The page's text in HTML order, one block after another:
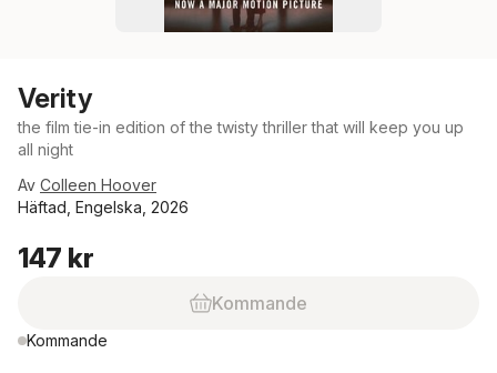
Verity
the film tie-in edition of the twisty thriller that will keep you up
all night
Av Colleen Hoover
Häftad, Engelska, 2026
147 kr
Kommande
Kommande